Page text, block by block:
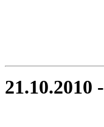
21.10.2010 -